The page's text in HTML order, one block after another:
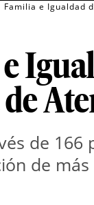
Familia e Igualdad
de 166
de